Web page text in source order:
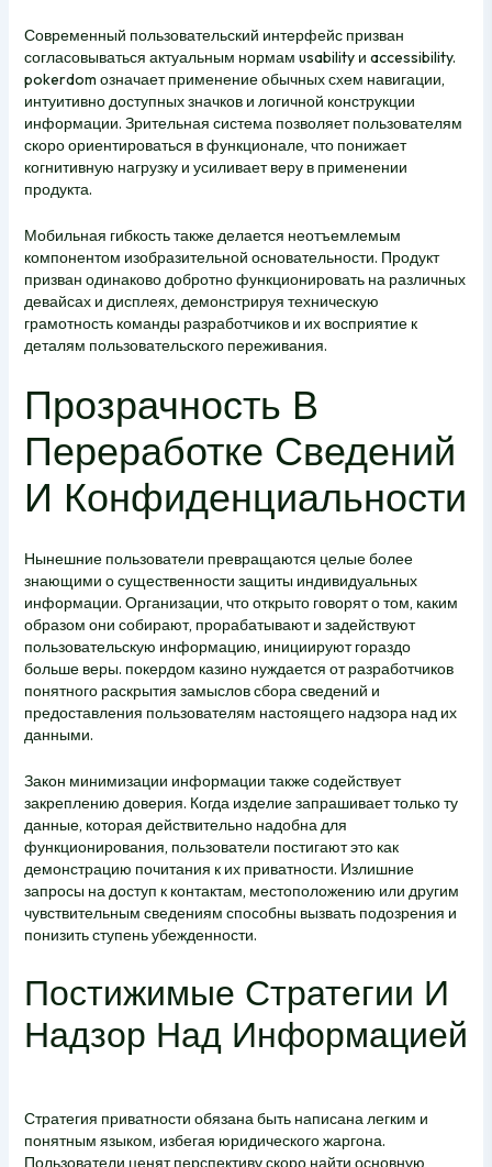
Современный пользовательский интерфейс призван
согласовываться актуальным нормам usability и accessibility.
pokerdom означает применение обычных схем навигации,
интуитивно доступных значков и логичной конструкции
информации. Зрительная система позволяет пользователям
скоро ориентироваться в функционале, что понижает
когнитивную нагрузку и усиливает веру в применении
продукта.
Мобильная гибкость также делается неотъемлемым
компонентом изобразительной основательности. Продукт
призван одинаково добротно функционировать на различных
девайсах и дисплеях, демонстрируя техническую
грамотность команды разработчиков и их восприятие к
деталям пользовательского переживания.
Прозрачность В
Переработке Сведений
И Конфиденциальности
Нынешние пользователи превращаются целые более
знающими о существенности защиты индивидуальных
информации. Организации, что открыто говорят о том, каким
образом они собирают, прорабатывают и задействуют
пользовательскую информацию, инициируют гораздо
больше веры. покердом казино нуждается от разработчиков
понятного раскрытия замыслов сбора сведений и
предоставления пользователям настоящего надзора над их
данными.
Закон минимизации информации также содействует
закреплению доверия. Когда изделие запрашивает только ту
данные, которая действительно надобна для
функционирования, пользователи постигают это как
демонстрацию почитания к их приватности. Излишние
запросы на доступ к контактам, местоположению или другим
чувствительным сведениям способны вызвать подозрения и
понизить ступень убежденности.
Постижимые Стратегии И
Надзор Над Информацией
Стратегия приватности обязана быть написана легким и
понятным языком, избегая юридического жаргона.
Пользователи ценят перспективу скоро найти основную